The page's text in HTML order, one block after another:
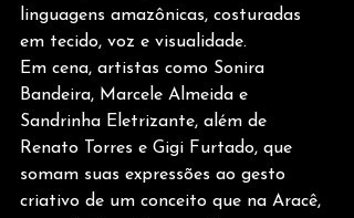
linguagens amazônicas, costuradas
em tecido, voz e visualidade.
Em cena, artistas como Sonira
Bandeira, Marcele Almeida e
Sandrinha Eletrizante, além de
Renato Torres e Gigi Furtado, que
somam suas expressões ao gesto
criativo de um conceito que na Aracê,